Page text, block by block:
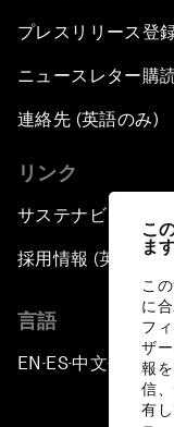
こ
ま
こ
に
フ
ザ
報
信
有
プレスリリース登
ニュースレター購
連絡先 (英語のみ)
リンク
サステナビリティ
採用情報 (英語のみ)
言語
EN ▪ES▪中文▪ 日本語